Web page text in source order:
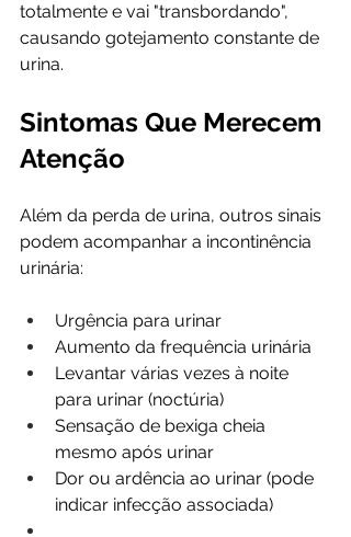
totalmente e vai "transbordando",
causando gotejamento constante de
urina.
Sintomas Que Merecem
Atenção
Além da perda de urina, outros sinais
podem acompanhar a incontinência
urinária:
Urgência para urinar
Aumento da frequência urinária
Levantar várias vezes à noite
para urinar (noctúria)
Sensação de bexiga cheia
mesmo após urinar
Dor ou ardência ao urinar (pode
indicar infecção associada)